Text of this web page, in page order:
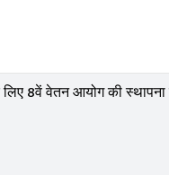
लिए 8वें वेतन आयोग की